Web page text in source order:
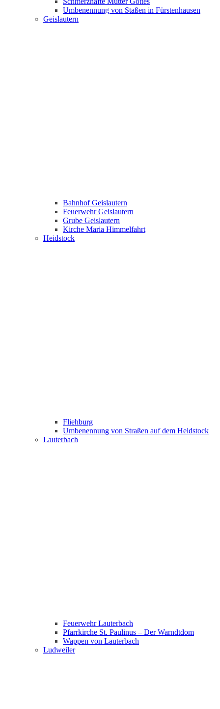
Umbenennung von Staßen in Fürstenhausen
Geislautern
Bahnhof Geislautern
Feuerwehr Geislautern
Grube Geislautern
Kirche Maria Himmelfahrt
Heidstock
Fliehburg
Umbenennung von Straßen auf dem Heidstock
Lauterbach
Feuerwehr Lauterbach
Pfarrkirche St. Paulinus – Der Warndtdom
Wappen von Lauterbach
Ludweiler